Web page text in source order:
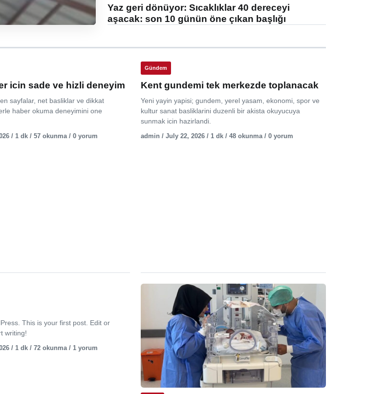
Yaz geri dönüyor: Sıcaklıklar 40 dereceyi
aşacak: son 10 günün öne çıkan başlığı
icin sade ve hizli deneyim
sayfalar, net basliklar ve dikkat
haber okuma deneyimini one
/ 1 dk / 57 okunma / 0 yorum
Gündem
Kent gundemi tek merkezde toplanacak
Yeni yayin yapisi; gundem, yerel yasam, ekonomi, spor ve
kultur sanat basliklarini duzenli bir akista okuyucuya
sunmak icin hazirlandi.
admin / July 22, 2026 / 1 dk / 48 okunma / 0 yorum
This is your first post. Edit or
writing!
/ 1 dk / 72 okunma / 1 yorum